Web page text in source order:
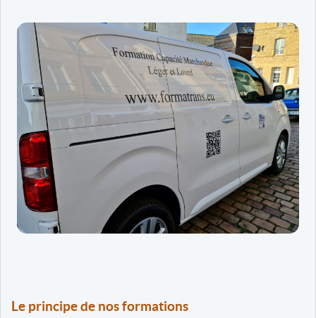
Le principe de nos formations